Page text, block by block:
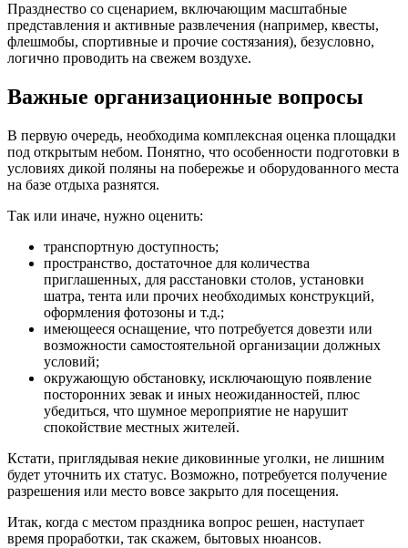
Празднество со сценарием, включающим масштабные
представления и активные развлечения (например, квесты,
флешмобы, спортивные и прочие состязания), безусловно,
логично проводить на свежем воздухе.
Важные организационные вопросы
В первую очередь, необходима комплексная оценка площадки
под открытым небом. Понятно, что особенности подготовки в
условиях дикой поляны на побережье и оборудованного места
на базе отдыха разнятся.
Так или иначе, нужно оценить:
транспортную доступность;
пространство, достаточное для количества
приглашенных, для расстановки столов, установки
шатра, тента или прочих необходимых конструкций,
оформления фотозоны и т.д.;
имеющееся оснащение, что потребуется довезти или
возможности самостоятельной организации должных
условий;
окружающую обстановку, исключающую появление
посторонних зевак и иных неожиданностей, плюс
убедиться, что шумное мероприятие не нарушит
спокойствие местных жителей.
Кстати, приглядывая некие диковинные уголки, не лишним
будет уточнить их статус. Возможно, потребуется получение
разрешения или место вовсе закрыто для посещения.
Итак, когда с местом праздника вопрос решен, наступает
время проработки, так скажем, бытовых нюансов.